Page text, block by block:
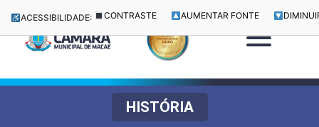
ACESSIBILIDADE: CONTRASTE AUMENTAR FONTE
HISTÓRIA